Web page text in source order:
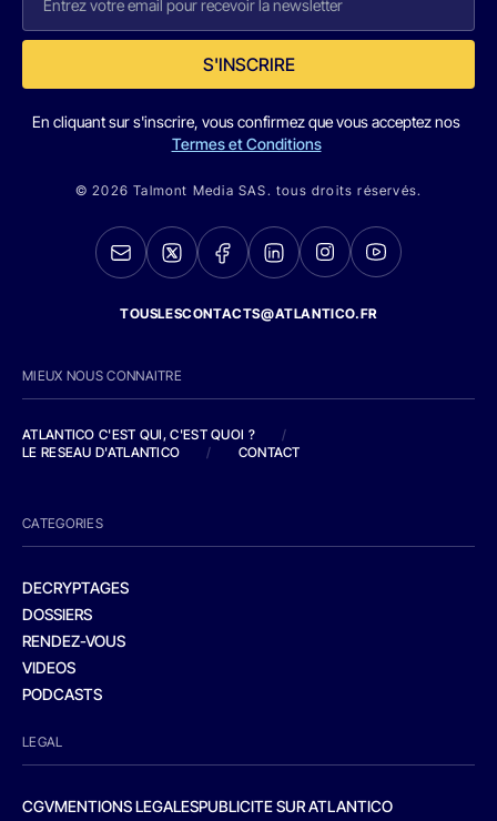
S'INSCRIRE
En cliquant sur s'inscrire, vous confirmez que vous acceptez nos
Termes et Conditions
© 2026 Talmont Media SAS. tous droits réservés.
TOUSLESCONTACTS@ATLANTICO.FR
MIEUX NOUS CONNAITRE
ATLANTICO C'EST QUI, C'EST QUOI ?
/
LE RESEAU D'ATLANTICO
/ CONTACT
CATEGORIES
DECRYPTAGES
DOSSIERS
RENDEZ-VOUS
VIDEOS
PODCASTS
LEGAL
CGVMENTIONS LEGALESPUBLICITE SUR ATLANTICO